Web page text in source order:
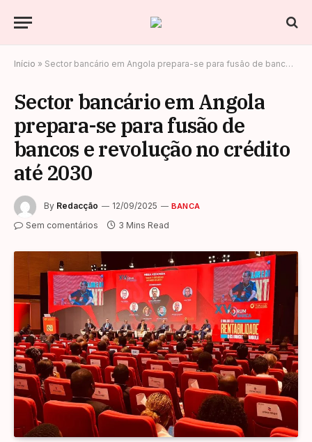
Início » Sector bancário em Angola prepara-se para fusão de bancos e revolução no crédito até 2030
Sector bancário em Angola
prepara-se para fusão de
bancos e revolução no crédito
até 2030
By Redacção 12/09/2025 BANCA
Sem comentários 3 Mins Read